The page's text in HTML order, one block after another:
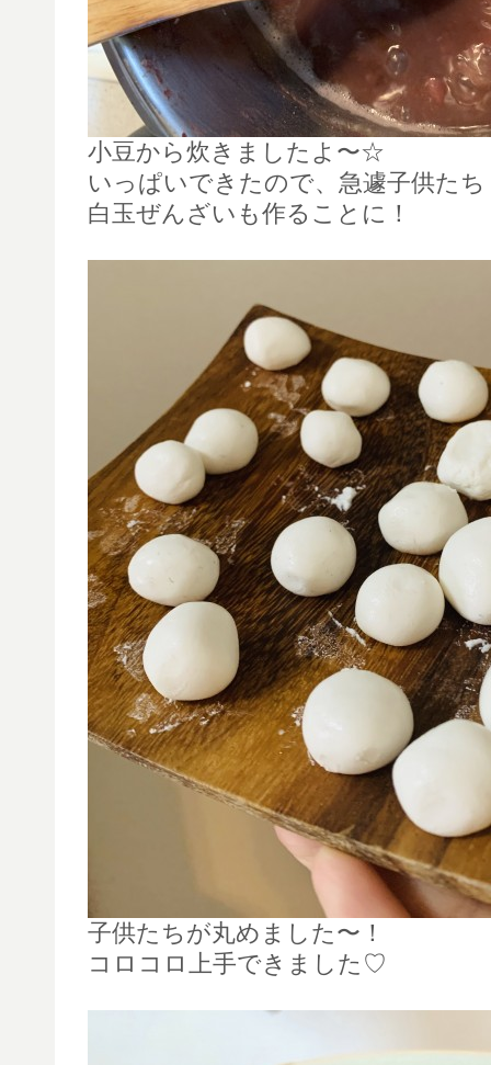
小豆から炊きましたよ〜☆
いっぱいできたので、急遽子供た
白玉ぜんざいも作ることに！
子供たちが丸めました〜！
コロコロ上手できました♡